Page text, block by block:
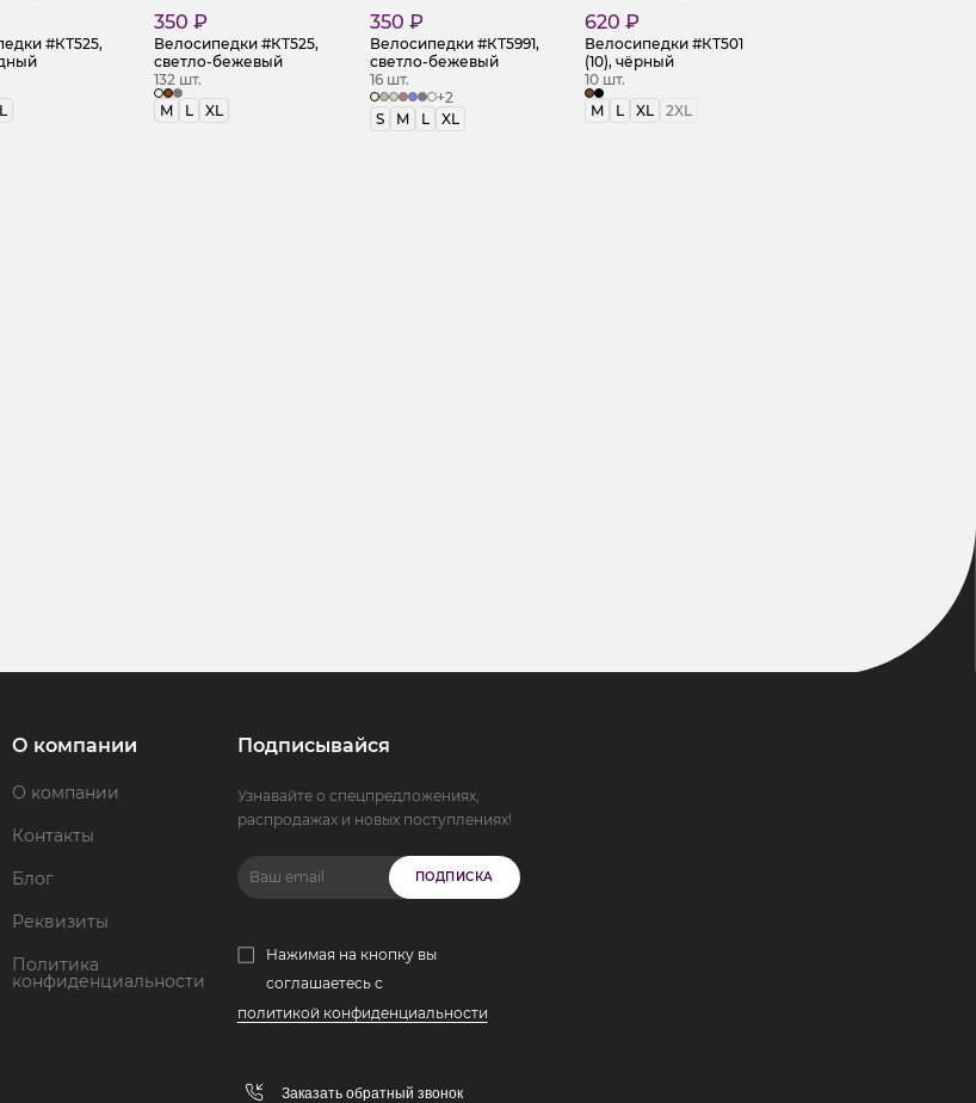
#КТ525,
350 ₽
Велосипедки #КТ525,
светло-бежевый
132 шт.
M
L XL
350 ₽
Велосипедки #КТ5991,
светло-бежевый
16 шт.
+2
S
M L XL
620 ₽
Велосипедки #КТ501
(10), чёрный
10 шт.
M
L XL 2XL
О компании
О компании
Контакты
Блог
Реквизиты
Политика
конфиденциальности
Подписывайся
Узнавайте о спецпредложениях,
распродажах и новых поступлениях!
ПОДПИСКА
Нажимая на кнопку вы
соглашаетесь с
политикой конфиденциальности
Заказать обратный звонок